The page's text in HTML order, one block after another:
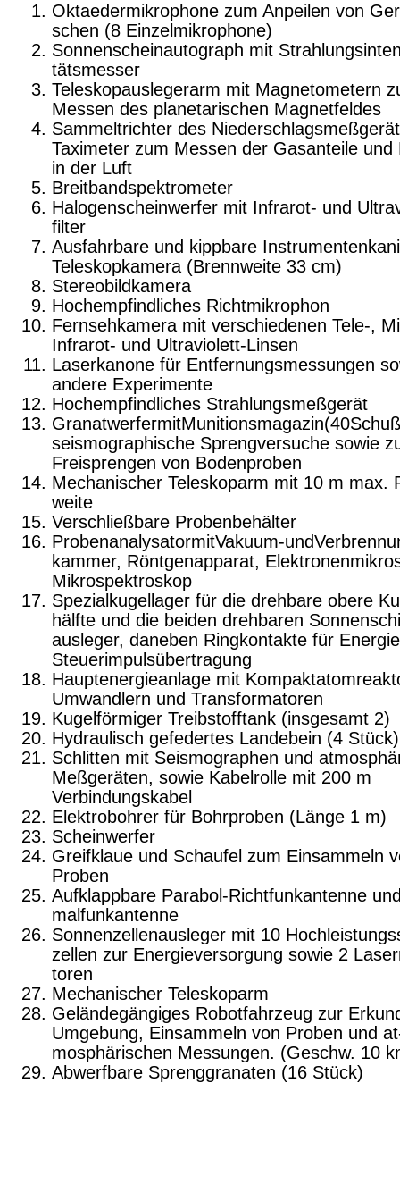
Oktaedermikrophone zum Anpeilen von
schen (8 Einzelmikrophone)
Sonnenscheinautograph mit
tätsmesser
Teleskopauslegerarm mit Magnetometern
Messen des planetarischen Magnetfeldes
Sammeltrichter des
Taximeter zum Messen der Gasanteile und
in der Luft
Breitbandspektrometer
Halogenscheinwerfer mit Infrarot- und
filter
Ausfahrbare und kippbare
Teleskopkamera (Brennweite 33 cm)
Stereobildkamera
Hochempfindliches Richtmikrophon
Fernsehkamera mit verschiedenen Tele-,
Infrarot- und Ultraviolett-Linsen
Laserkanone für Entfernungsmessungen
andere Experimente
Hochempfindliches Strahlungsmeßgerät
seismographische Sprengversuche sowie
Freisprengen von Bodenproben
Mechanischer Teleskoparm mit 10 m max.
weite
Verschließbare Probenbehälter
ProbenanalysatormitVakuum-
kammer, Röntgenapparat,
Mikrospektroskop
Spezialkugellager für die drehbare obere
hälfte und die beiden drehbaren
ausleger, daneben Ringkontakte für
Steuerimpulsübertragung
Hauptenergieanlage mit
Umwandlern und Transformatoren
Kugelförmiger Treibstofftank (insgesamt 2)
Hydraulisch gefedertes Landebein (4 Stück)
Schlitten mit Seismographen und
Meßgeräten, sowie Kabelrolle mit 200 m
Verbindungskabel
Elektrobohrer für Bohrproben (Länge 1 m)
Scheinwerfer
Greifklaue und Schaufel zum Einsammeln
Proben
Aufklappbare Parabol-Richtfunkantenne
malfunkantenne
Sonnenzellenausleger mit 10
zellen zur Energieversorgung sowie 2
toren
Mechanischer Teleskoparm
Geländegängiges Robotfahrzeug zur
Umgebung, Einsammeln von Proben und
mosphärischen Messungen. (Geschw. 10
Abwerfbare Sprenggranaten (16 Stück)